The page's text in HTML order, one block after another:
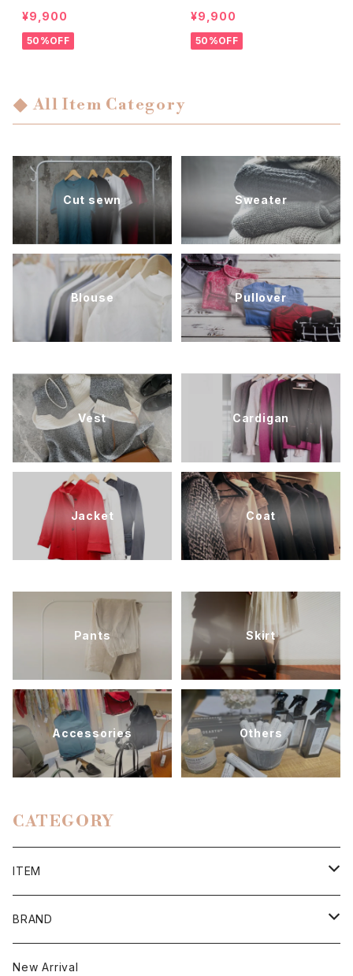
¥9,900
50%OFF
¥9,900
50%OFF
All Item Category
Cut sewn Sweater
Blouse Pullover
Vest Cardigan
Jacket Coat
Pants Skirt
Accessories Others
CATEGORY
ITEM
Tops
Cutsew
Onepiece
BRAND
BEATRICE
New Arrival